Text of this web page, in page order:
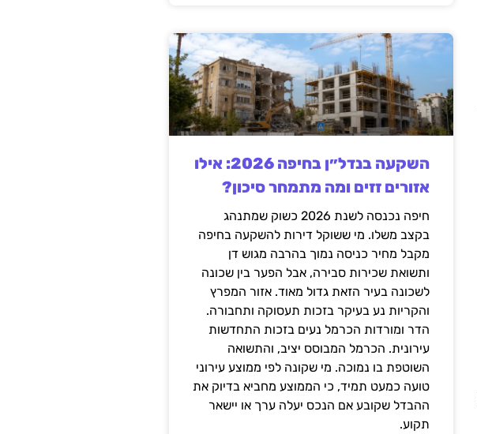
השקעה בנדל״ן בחיפה 2026: אילו
אזורים זזים ומה מתמחר סיכון?
חיפה נכנסה לשנת 2026 כשוק שמתנהג
בקצב משלו. מי ששוקל דירות להשקעה בחיפה
מקבל מחיר כניסה נמוך בהרבה מגוש דן
ותשואת שכירות סבירה, אבל הפער בין שכונה
לשכונה בעיר הזאת גדול מאוד. אזור המפרץ
והקריות נע בעיקר בזכות תעסוקה ותחבורה.
הדר ומורדות הכרמל נעים בזכות התחדשות
עירונית. הכרמל המבוסס יציב, והתשואה
השוטפת בו נמוכה. מי שקונה לפי ממוצע עירוני
טועה כמעט תמיד, כי הממוצע מחביא בדיוק את
ההבדל שקובע אם הנכס יעלה ערך או יישאר
תקוע.